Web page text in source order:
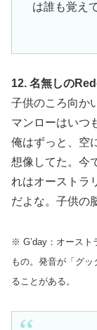
は誰も覚え
12. 名無しの
子供のころ向か
マンローはいつ
俺はずっと、空
想像してた。今
れはオーストラ
だよな。子供の
※ G’day：オースト
もの。発音が「グッ
ることがある。